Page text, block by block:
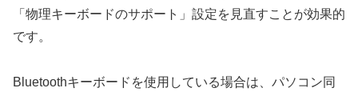
「物理キーボードのサポート」設定を見直すことが効果的
です。
Bluetoothキーボードを使用している場合は、パソコン同